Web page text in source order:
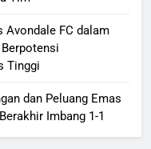
Avondale FC dalam
Tinggi
dan Peluang Emas
Imbang 1-1